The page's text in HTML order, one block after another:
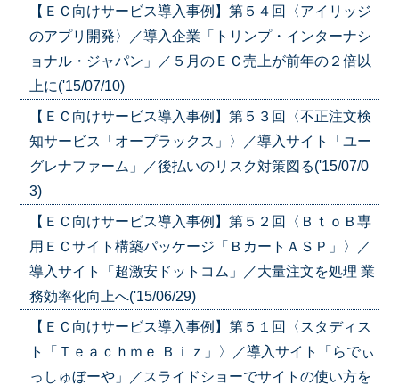
【ＥＣ向けサービス導入事例】第５４回〈アイリッジ
のアプリ開発〉／導入企業「トリンプ・インターナシ
ョナル・ジャパン」／５月のＥＣ売上が前年の２倍以
上に('15/07/10)
【ＥＣ向けサービス導入事例】第５３回〈不正注文検
知サービス「オープラックス」〉／導入サイト「ユー
グレナファーム」／後払いのリスク対策図る('15/07/0
3)
【ＥＣ向けサービス導入事例】第５２回〈ＢｔｏＢ専
用ＥＣサイト構築パッケージ「ＢカートＡＳＰ」〉／
導入サイト「超激安ドットコム」／大量注文を処理 業
務効率化向上へ('15/06/29)
【ＥＣ向けサービス導入事例】第５１回〈スタディス
ト「Ｔｅａｃｈｍｅ Ｂｉｚ」〉／導入サイト「らでぃ
っしゅぼーや」／スライドショーでサイトの使い方を